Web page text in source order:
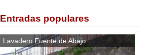
Entradas populares
Lavadero Fuente de Abajo